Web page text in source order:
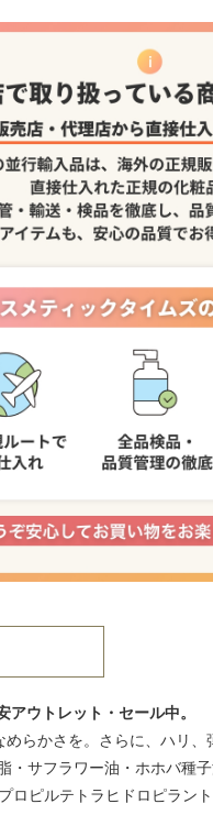
ウトレット・セール中。
らかさを。さらに、ハリ
サフラワー油・ホホバ種
ピルテトラヒドロピラン